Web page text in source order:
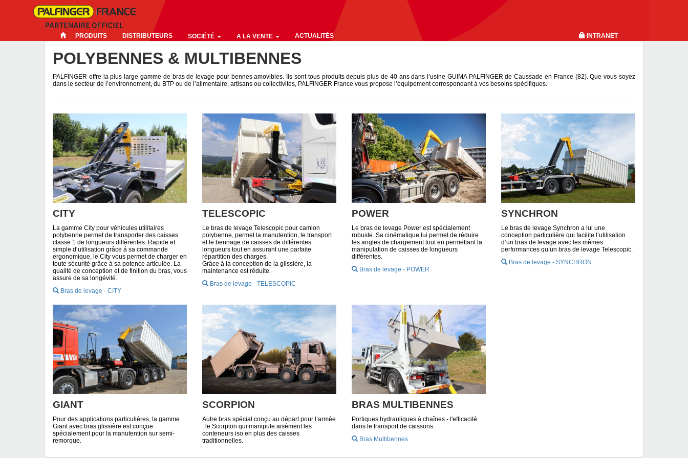
PRODUITS DISTRIBUTEURS SOCIÉTÉ A LA VENTE ACTUALITÉS INTRANET
POLYBENNES & MULTIBENNES
PALFINGER offre la plus large gamme de bras de levage pour bennes amovibles. Ils sont tous produits depuis plus de 40 ans dans l’usine GUIMA PALFINGER de Caussade en France (82). Que vous soyez
dans le secteur de l’environnement, du BTP ou de l’alimentaire, artisans ou collectivités, PALFINGER France vous propose l’équipement correspondant à vos besoins spécifiques.
CITY
La gamme City pour véhicules utilitaires
polybenne permet de transporter des caisses
classe 1 de longueurs différentes. Rapide et
simple d‘utilisation grâce á sa commande
ergonomique, le City vous permet de charger en
toute sécurité grâce à sa potence articulée. La
qualité de conception et de finition du bras, vous
assure de sa longévité.
Bras de levage - CITY
TELESCOPIC
Le bras de levage Telescopic pour camion
polybenne, permet la manutention, le transport
et le bennage de caisses de différentes
longueurs tout en assurant une parfaite
répartition des charges.
Grâce à la conception de la glissière, la
maintenance est réduite.
Bras de levage - TELESCOPIC
POWER
Le bras de levage Power est spécialement
robuste. Sa cinématique lui permet de réduire
les angles de chargement tout en permettant la
manipulation de caisses de longueurs
différentes.
Bras de levage - POWER
SYNCHRON
Le bras de levage Synchron a lui une
conception particulière qui facilite l’utilisation
d’un bras de levage avec les mêmes
performances qu’un bras de levage Telescopic.
Bras de levage - SYNCHRON
GIANT
Pour des applications particulières, la gamme
Giant avec bras glissière est conçue
spécialement pour la manutention sur semi-
remorque.
SCORPION
Autre bras spécial conçu au départ pour l’armée
: le Scorpion qui manipule aisément les
conteneurs iso en plus des caisses
traditionnelles.
BRAS MULTIBENNES
Portiques hydrauliques à chaînes - l'efficacité
dans le transport de caissons.
Bras Multibennes